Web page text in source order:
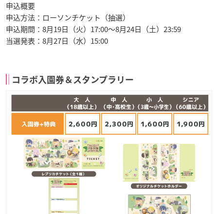
申込概要
申込方法：ローソンチケット（抽選）
申込期間：8月19日（火）17:00～8月24日（土）23:59
当選発表：8月27日（水）15:00
コラボ入園券＆スタンプラリー